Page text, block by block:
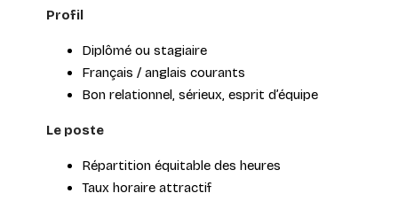
Profil
Diplômé ou stagiaire
Français / anglais courants
Bon relationnel, sérieux, esprit d’équipe
Le poste
Répartition équitable des heures
Taux horaire attractif